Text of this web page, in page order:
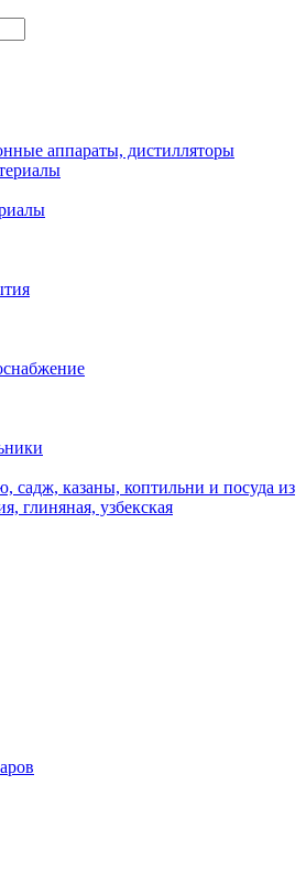
аппараты, дистилляторы
садж, казаны, коптильни и посуда из
глиняная, узбекская